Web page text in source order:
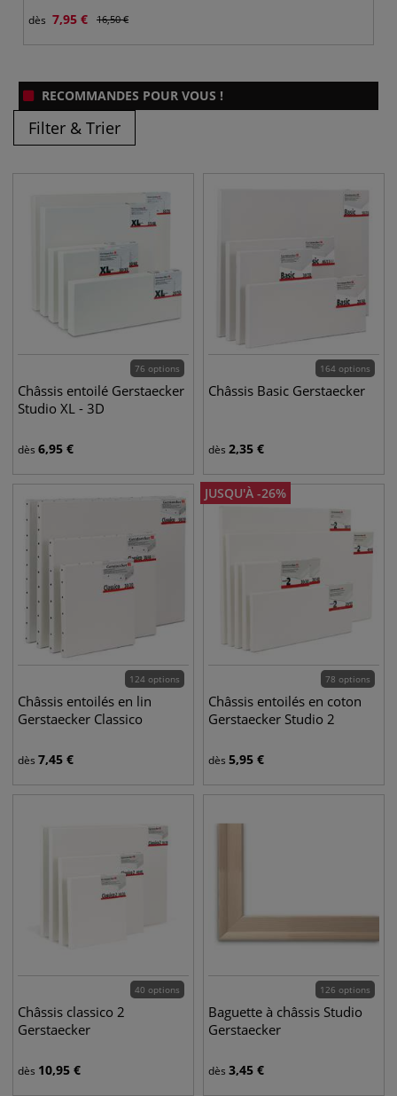
dès 7,95 € 16,50 €
RECOMMANDES POUR VOUS !
Filter & Trier
76 options
Châssis entoilé Gerstaecker
Studio XL - 3D
dès 6,95 €
164 options
Châssis Basic Gerstaecker
dès 2,35 €
124 options
Châssis entoilés en lin
Gerstaecker Classico
dès 7,45 €
JUSQU'À -26%
78 options
Châssis entoilés en coton
Gerstaecker Studio 2
dès 5,95 €
40 options
Châssis classico 2
Gerstaecker
dès 10,95 €
126 options
Baguette à châssis Studio
Gerstaecker
dès 3,45 €